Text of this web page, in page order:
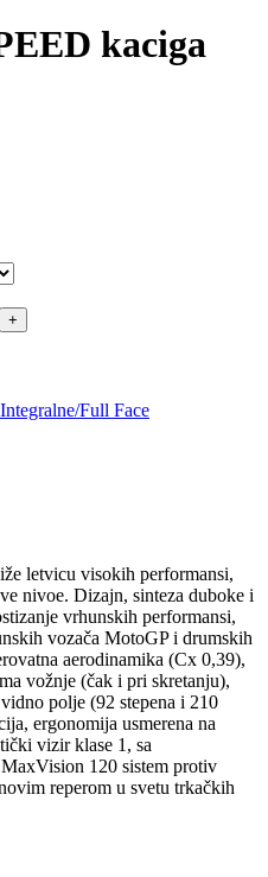
kaciga
Integralne/Full Face
letvicu visokih performansi,
nivoe. Dizajn, sinteza duboke i
vrhunskih performansi,
vozača MotoGP i drumskih
aerodinamika (Cx 0,39),
vožnje (čak i pri skretanju),
polje (92 stepena i 210
ergonomija usmerena na
vizir klase 1, sa
120 sistem protiv
reperom u svetu trkačkih